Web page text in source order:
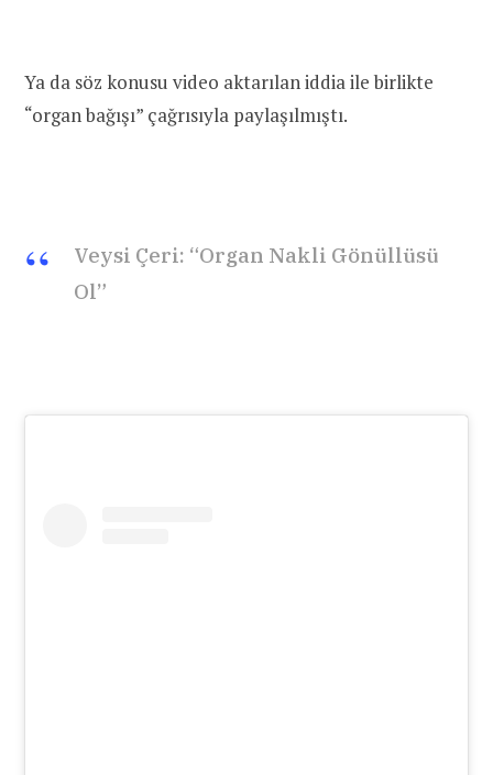
Ya da söz konusu video aktarılan iddia ile birlikte
“organ bağışı” çağrısıyla paylaşılmıştı.
Veysi Çeri: “Organ Nakli Gönüllüsü
Ol”